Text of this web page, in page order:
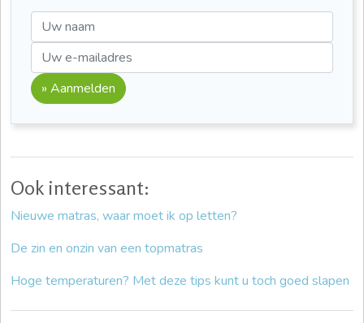
» Aanmelden
Ook interessant:
Nieuwe matras, waar moet ik op letten?
De zin en onzin van een topmatras
Hoge temperaturen? Met deze tips kunt u toch goed slapen